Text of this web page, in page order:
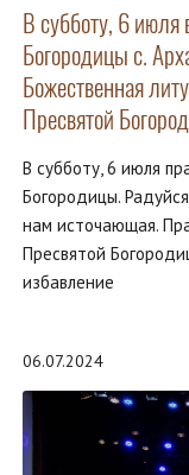
В субботу, 6 июля
Богородицы с.
Божественная
Пресвятой
В субботу, 6 июля
Богородицы.
нам источающая.
Пресвятой
избавление
06.07.2024